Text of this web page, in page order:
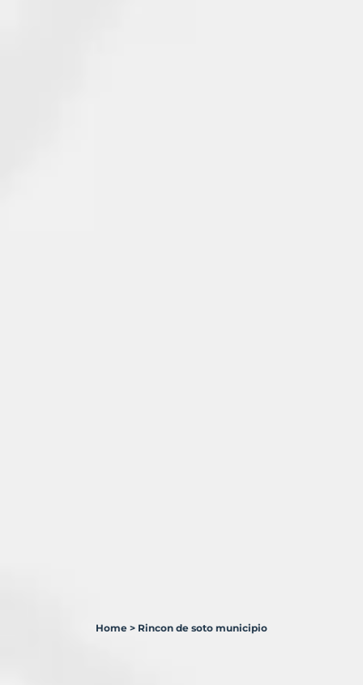
Home > Rincon de soto municipio